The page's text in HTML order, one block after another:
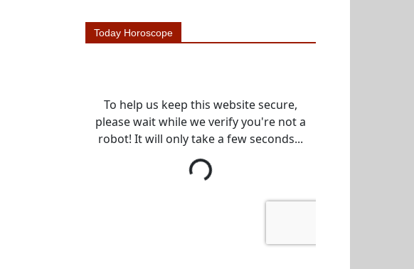
Today Horoscope